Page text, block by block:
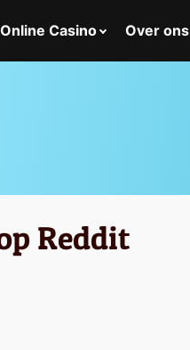
Online Casino Over ons
Reddit